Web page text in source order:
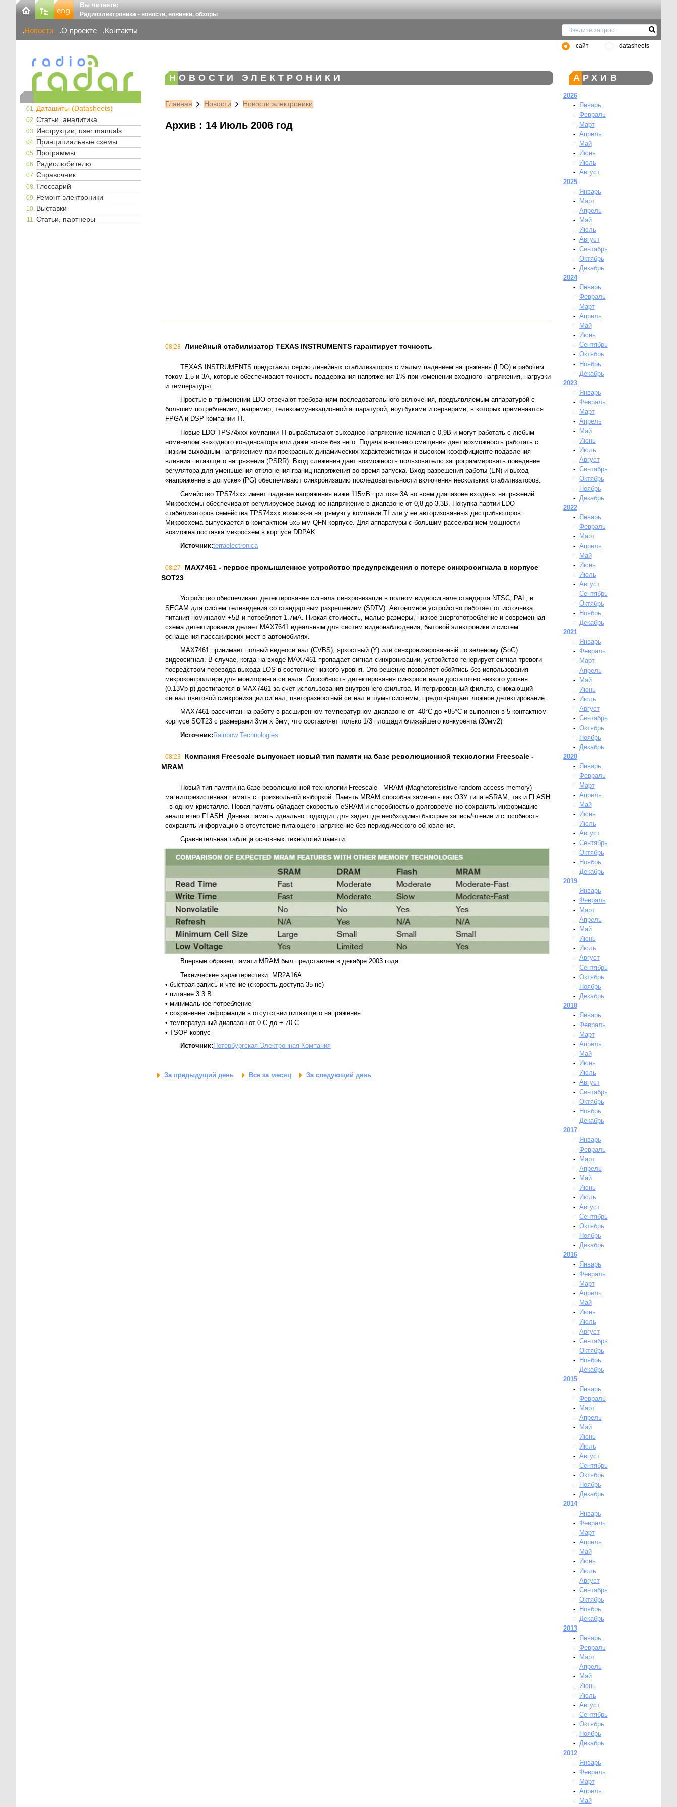
Вы читаете:
Радиоэлектроника - новости, новинки, обзоры
Новости О проекте Контакты
сайт datasheets
Даташиты (Datasheets)
Статьи, аналитика
Инструкции, user manuals
Принципиальные схемы
Программы
Радиолюбителю
Справочник
Глоссарий
Ремонт электроники
Выставки
Статьи, партнеры
НОВОСТИ ЭЛЕКТРОНИКИ
Главная Новости Новости электроники
Архив : 14 Июль 2006 год
08:28 Линейный стабилизатор TEXAS INSTRUMENTS гарантирует точность
TEXAS INSTRUMENTS представил серию линейных стабилизаторов с малым падением напряжения (LDO) и рабочим
током 1,5 и 3А, которые обеспечивают точность поддержания напряжения 1% при изменении входного напряжения, нагрузки
и температуры.
Простые в применении LDO отвечают требованиям последовательного включения, предъявляемым аппаратурой с
большим потреблением, например, телекоммуникационной аппаратурой, ноутбуками и серверами, в которых применяются
FPGA и DSP компании TI.
Новые LDO TPS74xxx компании TI вырабатывают выходное напряжение начиная с 0,9В и могут работать с любым
номиналом выходного конденсатора или даже вовсе без него. Подача внешнего смещения дает возможность работать с
низким выходным напряжением при прекрасных динамических характеристиках и высоком коэффициенте подавления
влияния питающего напряжения (PSRR). Вход слежения дает возможность пользователю запрограммировать поведение
регулятора для уменьшения отклонения границ напряжения во время запуска. Вход разрешения работы (EN) и выход
«напряжение в допуске» (PG) обеспечивают синхронизацию последовательности включения нескольких стабилизаторов.
Семейство TPS74xxx имеет падение напряжения ниже 115мВ при токе 3А во всем диапазоне входных напряжений.
Микросхемы обеспечивают регулируемое выходное напряжение в диапазоне от 0,8 до 3,3В. Покупка партии LDO
стабилизаторов семейства TPS74xxx возможна напрямую у компании TI или у ее авторизованных дистрибьюторов.
Микросхема выпускается в компактном 5х5 мм QFN корпусе. Для аппаратуры с большим рассеиванием мощности
возможна поставка микросхем в корпусе DDPAK.
Источник:terraelectronica
08:27
MAX7461 - первое промышленное устройство предупреждения о потере синхросигнала в корпусе
SOT23
Устройство обеспечивает детектирование сигнала синхронизации в полном видеосигнале стандарта NTSC, PAL, и
SECAM для систем телевидения со стандартным разрешением (SDTV). Автономное устройство работает от источника
питания номиналом +5В и потребляет 1.7мА. Низкая стоимость, малые размеры, низкое энергопотребление и современная
схема детектирования делает MAX7641 идеальным для систем видеонаблюдения, бытовой электроники и систем
оснащения пассажирских мест в автомобилях.
MAX7461 принимает полный видеосигнал (CVBS), яркостный (Y) или синхронизированный по зеленому (SoG)
видеосигнал. В случае, когда на входе MAX7461 пропадает сигнал синхронизации, устройство генерирует сигнал тревоги
посредством перевода выхода LOS в состояние низкого уровня. Это решение позволяет обойтись без использования
микроконтроллера для мониторинга сигнала. Способность детектирования синхросигнала достаточно низкого уровня
(0.13Vp-p) достигается в MAX7461 за счет использования внутреннего фильтра. Интегрированный фильтр, снижающий
сигнал цветовой синхронизации сигнал, цветоразностный сигнал и шумы системы, предотвращает ложное детектирование.
MAX7461 рассчитан на работу в расширенном температурном диапазоне от -40°С до +85°С и выполнен в 5-контактном
корпусе SOT23 с размерами 3мм x 3мм, что составляет только 1/3 площади ближайшего конкурента (30мм2)
Источник:Rainbow Technologies
08:23
Компания Freescale выпускает новый тип памяти на базе революционной технологии Freescale -
MRAM
Новый тип памяти на базе революционной технологии Freescale - MRAM (Magnetoresistive random access memory) -
магниторезистивная память с произвольной выборкой. Память MRAM способна заменить как ОЗУ типа eSRAM, так и FLASH
- в одном кристалле. Новая память обладает скоростью eSRAM и способностью долговременно сохранять информацию
аналогично FLASH. Данная память идеально подходит для задач где необходимы быстрые запись/чтение и способность
сохранять информацию в отсутствие питающего напряжение без периодического обновления.
Сравнительная таблица основных технологий памяти:
Впервые образец памяти MRAM был представлен в декабре 2003 года.
Технические характеристики. MR2A16A
• быстрая запись и чтение (скорость доступа 35 нс)
• питание 3.3 В
• минимальное потребление
• сохранение информации в отсутствии питающего напряжения
• температурный диапазон от 0 С до + 70 С
• TSOP корпус
Источник: Петербургская Электронная Компания
За предыдущий день Все за месяц За следующий день
АРХИВ
2026
-
Январь
- Февраль
-
Март
- Апрель
-
Май
-
Июнь
-
Июль
- Август
2025
-
Январь
-
Март
- Апрель
-
Май
-
Июль
- Август
- Сентябрь
- Октябрь
- Декабрь
2024
-
Январь
- Февраль
-
Март
- Апрель
-
Май
-
Июнь
- Сентябрь
- Октябрь
-
Ноябрь
- Декабрь
2023
-
Январь
- Февраль
-
Март
- Апрель
-
Май
-
Июнь
-
Июль
- Август
- Сентябрь
- Октябрь
-
Ноябрь
- Декабрь
2022
-
Январь
- Февраль
-
Март
- Апрель
-
Май
-
Июнь
-
Июль
- Август
- Сентябрь
- Октябрь
-
Ноябрь
- Декабрь
2021
-
Январь
- Февраль
-
Март
- Апрель
-
Май
-
Июнь
-
Июль
- Август
- Сентябрь
- Октябрь
-
Ноябрь
- Декабрь
2020
-
Январь
- Февраль
-
Март
- Апрель
-
Май
-
Июнь
-
Июль
- Август
- Сентябрь
- Октябрь
-
Ноябрь
- Декабрь
2019
-
Январь
- Февраль
-
Март
- Апрель
-
Май
-
Июнь
-
Июль
- Август
- Сентябрь
- Октябрь
-
Ноябрь
- Декабрь
2018
-
Январь
- Февраль
-
Март
- Апрель
-
Май
-
Июнь
-
Июль
- Август
- Сентябрь
- Октябрь
-
Ноябрь
- Декабрь
2017
-
Январь
- Февраль
-
Март
- Апрель
-
Май
-
Июнь
-
Июль
- Август
- Сентябрь
- Октябрь
-
Ноябрь
- Декабрь
2016
-
Январь
- Февраль
-
Март
- Апрель
-
Май
-
Июнь
-
Июль
- Август
- Сентябрь
- Октябрь
-
Ноябрь
- Декабрь
2015
-
Январь
- Февраль
-
Март
- Апрель
-
Май
-
Июнь
-
Июль
- Август
- Сентябрь
- Октябрь
-
Ноябрь
- Декабрь
2014
-
Январь
- Февраль
-
Март
- Апрель
-
Май
-
Июнь
-
Июль
- Август
- Сентябрь
- Октябрь
-
Ноябрь
- Декабрь
2013
-
Январь
- Февраль
-
Март
- Апрель
-
Май
-
Июнь
-
Июль
- Август
- Сентябрь
- Октябрь
-
Ноябрь
- Декабрь
2012
-
Январь
- Февраль
-
Март
- Апрель
-
Май